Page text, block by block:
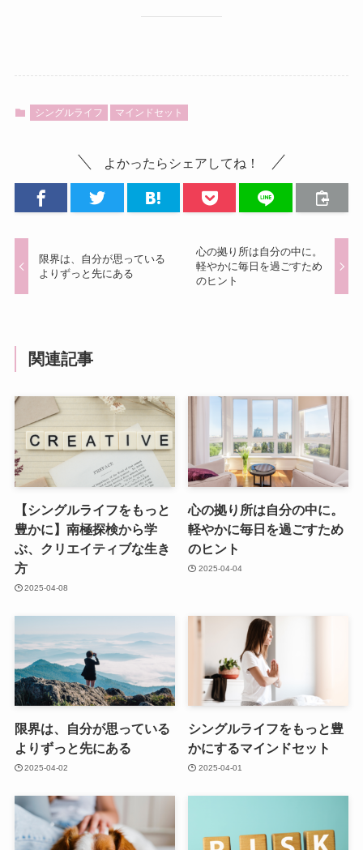
シングルライフ マインドセット
よかったらシェアしてね！
限界は、自分が思っている
よりずっと先にある
心の拠り所は自分の中に。
軽やかに毎日を過ごすため
のヒント
関連記事
【シングルライフをもっと
豊かに】南極探検から学
ぶ、クリエイティブな生き
方
2025-04-08
心の拠り所は自分の中に。
軽やかに毎日を過ごすため
のヒント
2025-04-04
限界は、自分が思っている
よりずっと先にある
2025-04-02
シングルライフをもっと豊
かにするマインドセット
2025-04-01